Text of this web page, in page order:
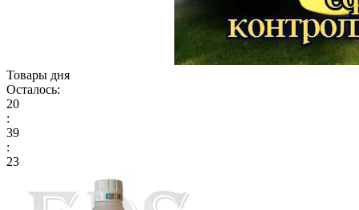
Товары дня
Осталось:
20
:
39
:
22